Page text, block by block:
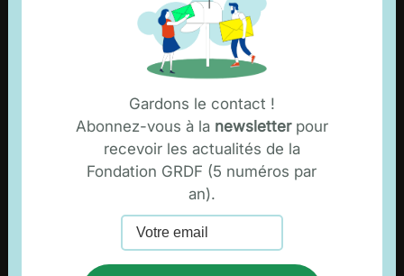
L'entrepreneuriat social
L'insertion socio-professionnelle
Les synergies entre les territoires ruraux et urbains
La transition écologique
La carte des projets soutenus
Gardons le contact !
Abonnez-vous à la newsletterpour
recevoir les actualités de la
Fondation GRDF (5 numéros par
an).